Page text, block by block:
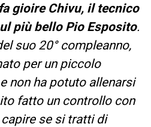
gioire Chivu, il tecnico
più bello Pio Esposito.
suo 20° compleanno,
per un piccolo
non ha potuto allenarsi
fatto un controllo con
se si tratti di